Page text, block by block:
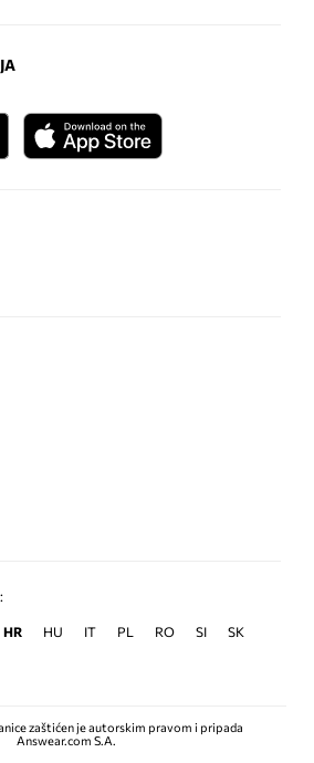
HR HU IT PL RO SI
SK
zaštićen je autorskim pravom i pripada
Answear.com S.A.